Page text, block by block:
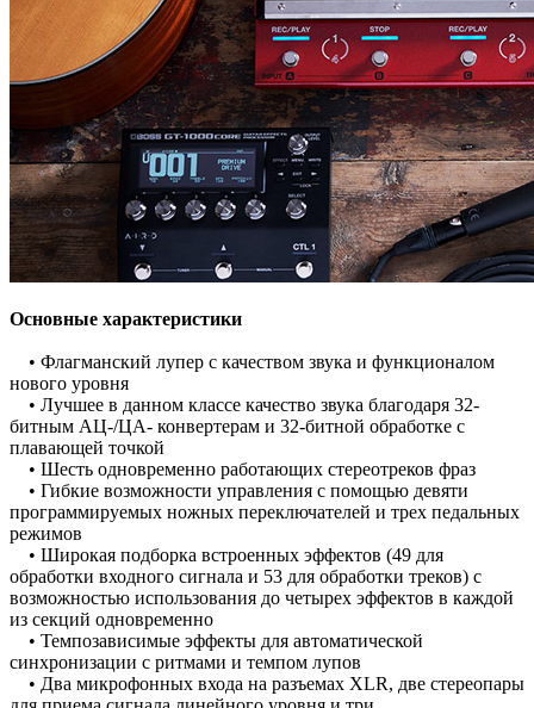
Основные характеристики
• Флагманский лупер с качеством звука и функционалом
нового уровня
• Лучшее в данном классе качество звука благодаря 32-
битным АЦ-/ЦА- конвертерам и 32-битной обработке с
плавающей точкой
• Шесть одновременно работающих стереотреков фраз
• Гибкие возможности управления с помощью девяти
программируемых ножных переключателей и трех педальных
режимов
• Широкая подборка встроенных эффектов (49 для
обработки входного сигнала и 53 для обработки треков) с
возможностью использования до четырех эффектов в каждой
из секций одновременно
• Темпозависимые эффекты для автоматической
синхронизации с ритмами и темпом лупов
• Два микрофонных входа на разъемах XLR, две стереопары